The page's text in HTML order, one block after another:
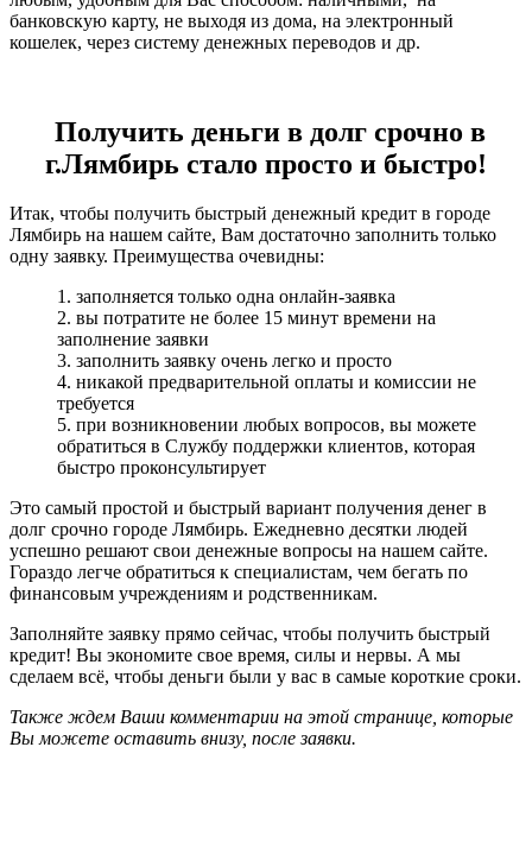
банковскую карту, не выходя из дома, на электронный
кошелек, через систему денежных переводов и др.
Получить деньги в долг срочно в
г.Лямбирь стало просто и быстро!
Итак, чтобы получить быстрый денежный кредит в городе
Лямбирь на нашем сайте, Вам достаточно заполнить только
одну заявку. Преимущества очевидны:
1. заполняется только одна онлайн-заявка
2. вы потратите не более 15 минут времени на
заполнение заявки
3. заполнить заявку очень легко и просто
4. никакой предварительной оплаты и комиссии не
требуется
5. при возникновении любых вопросов, вы можете
обратиться в Службу поддержки клиентов, которая
быстро проконсультирует
Это самый простой и быстрый вариант получения денег в
долг срочно городе Лямбирь. Ежедневно десятки людей
успешно решают свои денежные вопросы на нашем сайте.
Гораздо легче обратиться к специалистам, чем бегать по
финансовым учреждениям и родственникам.
Заполняйте заявку прямо сейчас, чтобы получить быстрый
кредит! Вы экономите свое время, силы и нервы. А мы
сделаем всё, чтобы деньги были у вас в самые короткие сроки.
Также ждем Ваши комментарии на этой странице, которые
Вы можете оставить внизу, после заявки.